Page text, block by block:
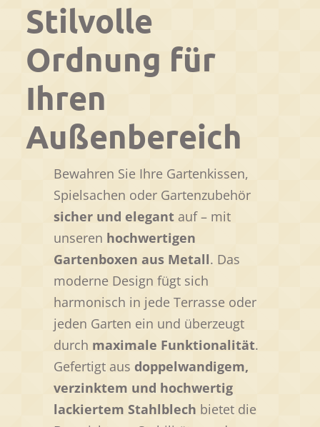
Stilvolle
Ordnung für
Ihren
Außenbereich
Bewahren Sie Ihre Gartenkissen,
Spielsachen oder Gartenzubehör
sicher und elegantauf – mit
unseren hochwertigen
Gartenboxen aus Metall. Das
moderne Design fügt sich
harmonisch in jede Terrasse oder
jeden Garten ein und überzeugt
durch maximale Funktionalität.
Gefertigt aus doppelwandigem,
verzinktem und hochwertig
lackiertem Stahlblech bietet die